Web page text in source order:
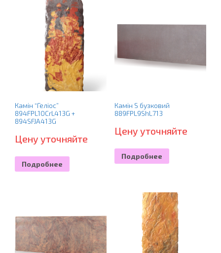
Камін “Геліос”
894FPL10CrL413G +
894SFJA413G
Цену уточняйте
Подробнее
Камін S бузковий
889FPL9ShL713
Цену уточняйте
Подробнее